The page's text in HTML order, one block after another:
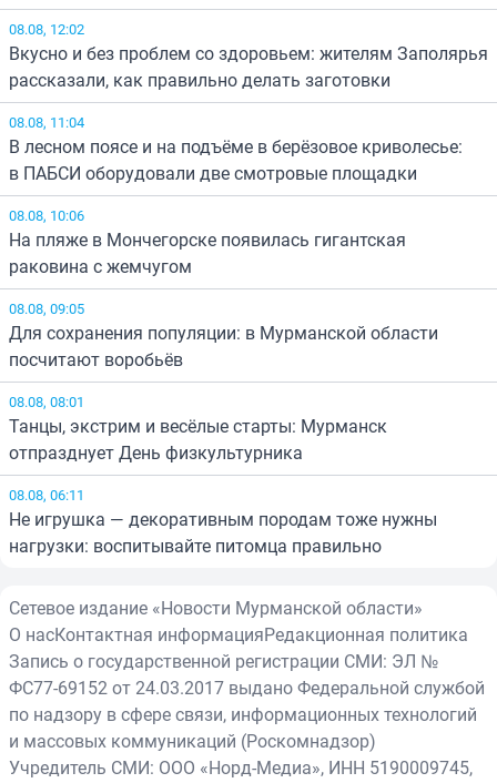
08.08, 12:02
Вкусно и без проблем со здоровьем: жителям Заполярья
рассказали, как правильно делать заготовки
08.08, 11:04
В лесном поясе и на подъёме в берёзовое криволесье:
в ПАБСИ оборудовали две смотровые площадки
08.08, 10:06
На пляже в Мончегорске появилась гигантская
раковина с жемчугом
08.08, 09:05
Для сохранения популяции: в Мурманской области
посчитают воробьёв
08.08, 08:01
Танцы, экстрим и весёлые старты: Мурманск
отпразднует День физкультурника
08.08, 06:11
Не игрушка — декоративным породам тоже нужны
нагрузки: воспитывайте питомца правильно
Сетевое издание «Новости Мурманской области»
О насКонтактная информацияРедакционная политика
Запись о государственной регистрации СМИ: ЭЛ №
ФС77-69152 от 24.03.2017 выдано Федеральной службой
по надзору в сфере связи, информационных технологий
и массовых коммуникаций (Роскомнадзор)
Учредитель СМИ: ООО «Норд-Медиа», ИНН 5190009745,